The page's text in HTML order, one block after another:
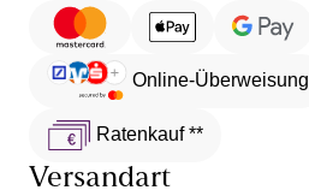
Online-Überweisung
Ratenkauf **
Versandart